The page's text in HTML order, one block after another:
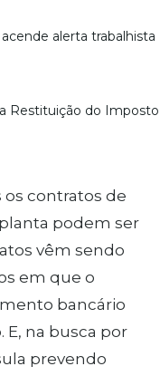
alerta trabalhista
Restituição do Imposto
os contratos de
podem ser
vêm sendo
em que o
bancário
na busca por
prevendo